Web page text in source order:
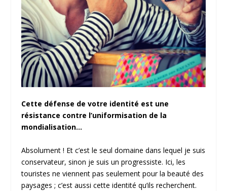
Cette défense de votre identité est une
résistance contre l’uniformisation de la
mondialisation…
Absolument ! Et c’est le seul domaine dans lequel je suis
conservateur, sinon je suis un progressiste. Ici, les
touristes ne viennent pas seulement pour la beauté des
paysages ; c’est aussi cette identité qu’ils recherchent.